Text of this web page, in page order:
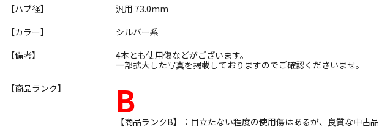
【ハブ径】
汎用 73.0mm
【カラー】
シルバー系
【備考】
4本とも使用傷などがございます。
一部拡大した写真を掲載しておりますのでご確認くださいませ。
【商品ランク】
B
【商品ランクB】：目立たない程度の使用傷はあるが、良質な中古品